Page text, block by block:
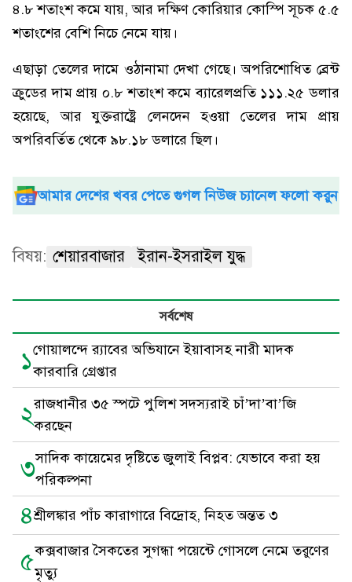
৪.৮ শতাংশ কমে যায়, আর দক্ষিণ কোরিয়ার কোস্পি সূচক ৫.৫
শতাংশের বেশি নিচে নেমে যায়।
এছাড়া তেলের দামে ওঠানামা দেখা গেছে। অপরিশোধিত ব্রেন্ট
ক্রুডের দাম প্রায় ০.৮ শতাংশ কমে ব্যারেলপ্রতি ১১১.২৫ ডলার
হয়েছে, আর যুক্তরাষ্ট্রে লেনদেন হওয়া তেলের দাম প্রায়
অপরিবর্তিত থেকে ৯৮.১৮ ডলারে ছিল।
আমার দেশের খবর পেতে গুগল নিউজ চ্যানেল ফলো করুন
বিষয়: শেয়ারবাজার ইরান-ইসরাইল যুদ্ধ
সর্বশেষ
১গোয়ালন্দে র‍্যাবের অভিযানে ইয়াবাসহ নারী মাদক
কারবারি গ্রেপ্তার
২রাজধানীর ৩৫ স্পটে পুলিশ সদস্যরাই চাঁ’দা’বা’জি
করছেন
৩সাদিক কায়েমের দৃষ্টিতে জুলাই বিপ্লব: যেভাবে করা হয়
পরিকল্পনা
৪শ্রীলঙ্কার পাঁচ কারাগারে বিদ্রোহ, নিহত অন্তত ৩
৫কক্সবাজার সৈকতের সুগন্ধা পয়েন্টে গোসলে নেমে তরুণের
মৃত্যু